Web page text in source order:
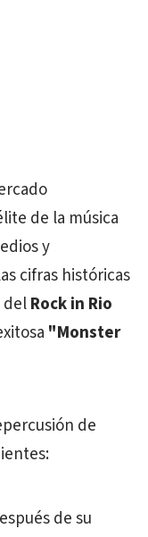
de la música
y
cifras históricas
delRock in Rio
"Monster
de
de su